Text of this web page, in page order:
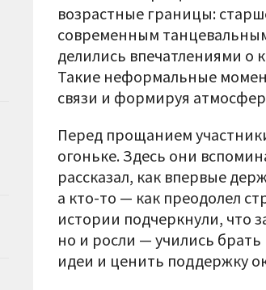
возрастные границы:
современным
делились впечатлениями о
Такие неформальные
связи и формируя
Перед прощанием
огоньке. Здесь они
рассказал, как впервые
а кто-то — как преодолел
истории подчеркнули, что
но и росли — учились
идеи и ценить поддержку